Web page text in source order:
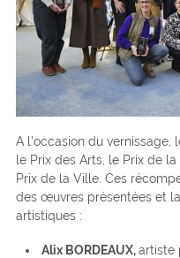
A l’occasion du
le Prix des Arts, le Prix de
Prix de la Ville. Ces
des œuvres présentées et
artistiques :
Alix BORDEAUX,artiste